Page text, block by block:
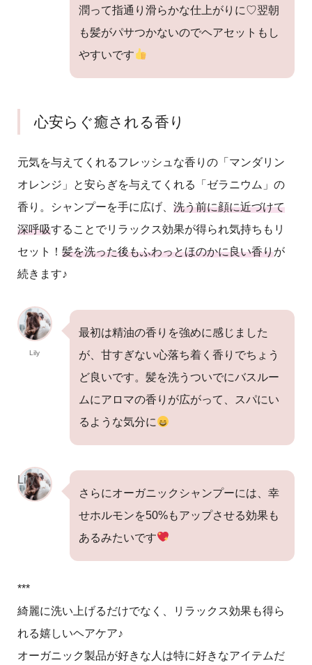
潤って指通り滑らかな仕上がりに♡翌朝
も髪がパサつかないのでヘアセットもし
やすいです
心安らぐ癒される香り
元気を与えてくれるフレッシュな香りの「マンダリン
オレンジ」と安らぎを与えてくれる「ゼラニウム」の
香り。シャンプーを手に広げ、 洗う前に顔に近づけて
深呼吸することでリラックス効果が得られ気持ちもリ
セット！ 髪を洗った後もふわっとほのかに良い香りが
続きます♪
Lily
最初は精油の香りを強めに感じました
が、甘すぎない心落ち着く香りでちょう
ど良いです。髪を洗うついでにバスルー
ムにアロマの香りが広がって、スパにい
るような気分に
Lily
さらにオーガニックシャンプーには、幸
せホルモンを50%もアップさせる効果も
あるみたいです
***
綺麗に洗い上げるだけでなく、リラックス効果も得ら
れる嬉しいヘアケア♪
オーガニック製品が好きな人は特に好きなアイテムだ